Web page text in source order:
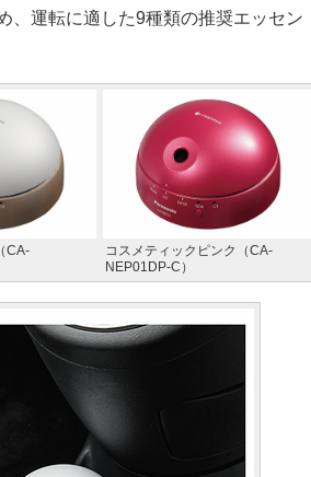
、運転に適した9種類の推奨エッセン
CA-
コスメティックピンク（CA-
NEP01DP-C）